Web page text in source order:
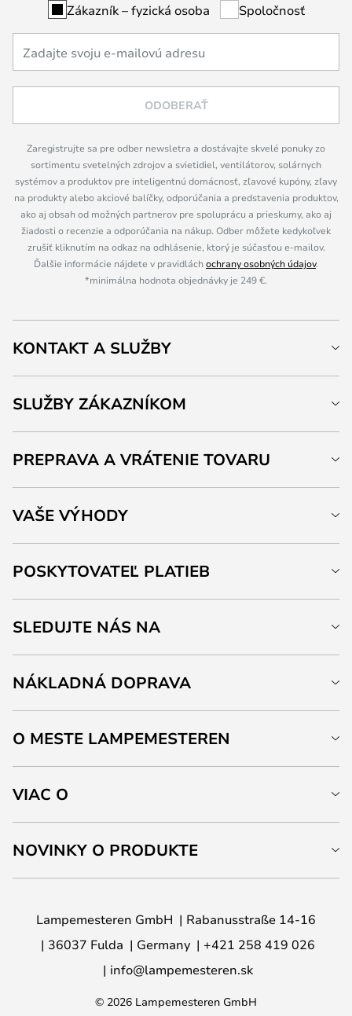
Zákazník – fyzická osoba Spoločnosť
ODOBERAŤ
Zaregistrujte sa pre odber newsletra a dostávajte skvelé ponuky zo
sortimentu svetelných zdrojov a svietidiel, ventilátorov, solárnych
systémov a produktov pre inteligentnú domácnosť, zľavové kupóny, zľavy
na produkty alebo akciové balíčky, odporúčania a predstavenia produktov,
ako aj obsah od možných partnerov pre spoluprácu a prieskumy, ako aj
žiadosti o recenzie a odporúčania na nákup. Odber môžete kedykoľvek
zrušiť kliknutím na odkaz na odhlásenie, ktorý je súčasťou e-mailov.
Ďalšie informácie nájdete v pravidláchochrany osobných údajov.
*minimálna hodnota objednávky je 249 €.
KONTAKT A SLUŽBY
SLUŽBY ZÁKAZNÍKOM
PREPRAVA A VRÁTENIE TOVARU
VAŠE VÝHODY
POSKYTOVATEĽ PLATIEB
SLEDUJTE NÁS NA
NÁKLADNÁ DOPRAVA
O MESTE LAMPEMESTEREN
VIAC O
NOVINKY O PRODUKTE
Lampemesteren GmbH
Rabanusstraße 14-16
36037 Fulda
Germany
+421 258 419 026
info@lampemesteren.sk
© 2026 Lampemesteren GmbH